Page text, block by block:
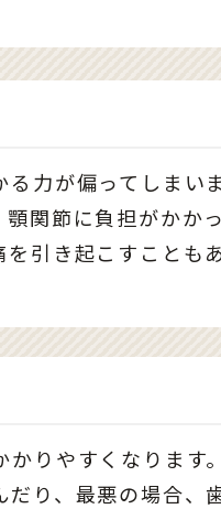
力が偏ってしまいま
関節に負担がかかっ
引き起こすことも
りやすくなります。
り、最悪の場合、